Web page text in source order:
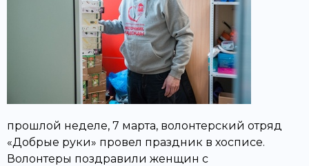
прошлой неделе, 7 марта, волонтерский отряд
«Добрые руки» провел праздник в хосписе.
Волонтеры поздравили женщин с